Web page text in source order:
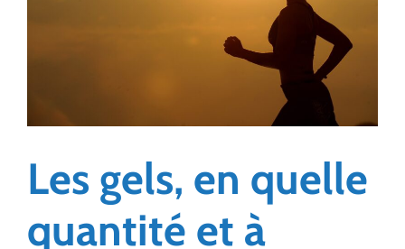
Les gels, en quelle
quantité et à